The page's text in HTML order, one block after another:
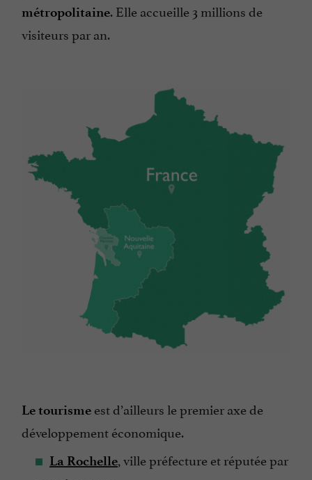
métropolitaine. Elle accueille 3 millions de
visiteurs par an.
Le tourisme est d’ailleurs le premier axe de
développement économique.
La Rochelle, ville préfecture et réputée par